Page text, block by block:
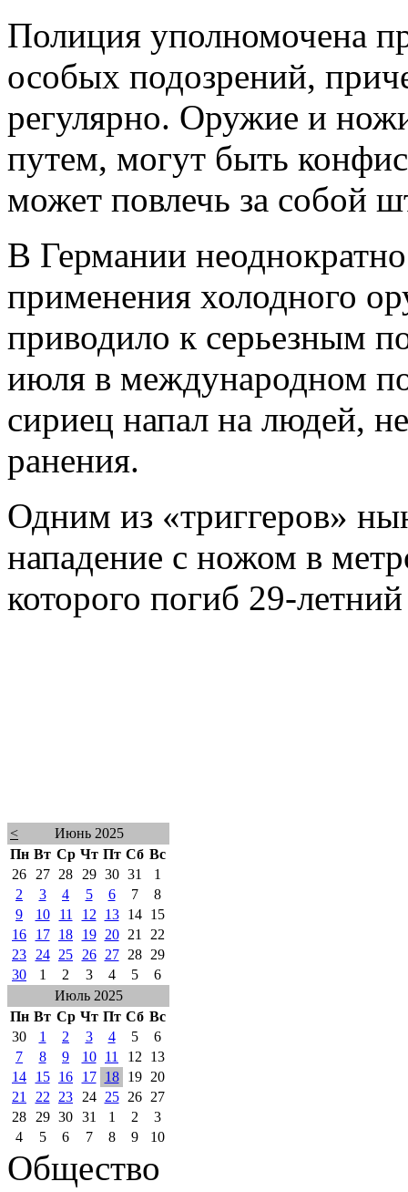
Полиция уполномочена
особых подозрений,
регулярно. Оружие и
путем, могут быть
может повлечь за собой
В Германии
применения холодного
приводило к серьезным
июля в международном
сириец напал на людей,
ранения.
Одним из «триггеров»
нападение с ножом в
которого погиб 29-
<
Июнь 2025
Пн Вт Ср Чт Пт Сб Вс
26
27 28 29 30 31
1
2
3 4 5 6 7
8
9
10 11 12 13 14
15
16
17 18 19 20 21
22
23
24 25 26 27 28
29
30
1 2 3 4 5
6
Июль 2025
Пн Вт Ср Чт Пт Сб Вс
30
1 2 3 4 5
6
7
8 9 10 11 12
13
14
15 16 17 18 19
20
21
22 23 24 25 26
27
28
29 30 31 1 2
3
4
5 6 7 8 9 10
Общество